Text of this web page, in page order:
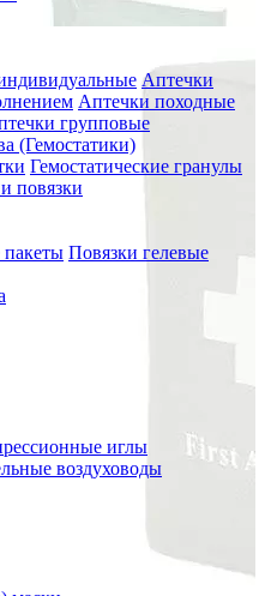
Аптечки
Аптечки походные
групповые
(Гемостатики)
Гемостатические гранулы
повязки
Повязки гелевые
иглы
воздуховоды